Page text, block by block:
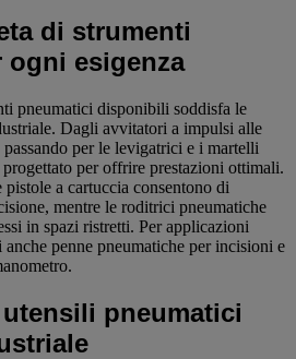
di strumenti
ogni esigenza
pneumatici disponibili soddisfa le
Dagli avvitatori a impulsi alle
per le levigatrici e i martelli
per offrire prestazioni ottimali.
a cartuccia consentono di
mentre le roditrici pneumatiche
in spazi ristretti. Per applicazioni
penne pneumatiche per incisioni e
pneumatici